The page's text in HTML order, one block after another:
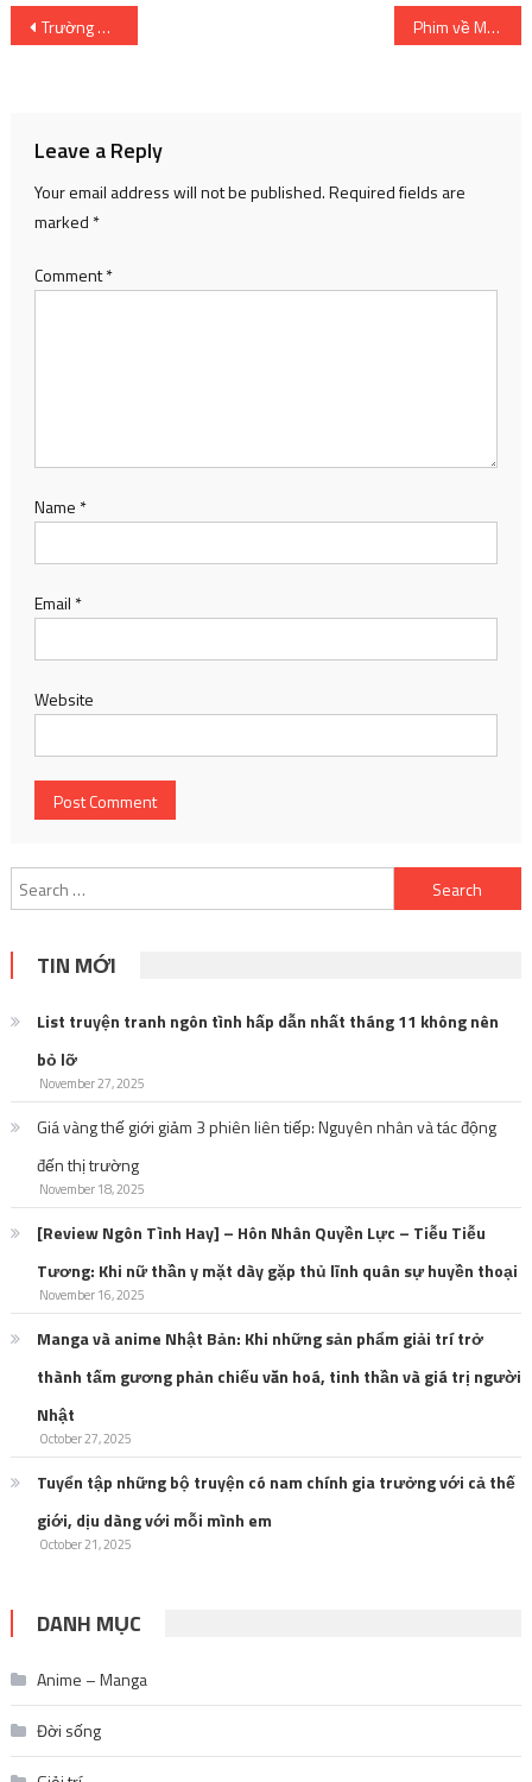
Post
Trường hợp đầu tiên mắc bệnh đậu mùa khỉ bắt đầu phát bệnh khi đi du lịch đến Dubai Phim về Marilyn Monroe bị chỉ trích
Leave a Reply
Your email address will not be published.Required fields are
marked *
Comment*
Name *
Email *
Website
Search
for:
TIN MỚI
List truyện tranh ngôn tình hấp dẫn nhất tháng 11 không nên
bỏ lỡ
November 27, 2025
Giá vàng thế giới giảm 3 phiên liên tiếp: Nguyên nhân và tác động
đến thị trường
November 18, 2025
[Review Ngôn Tình Hay] – Hôn Nhân Quyền Lực – Tiễu Tiễu
Tương: Khi nữ thần y mặt dày gặp thủ lĩnh quân sự huyền thoại
November 16, 2025
Manga và anime Nhật Bản: Khi những sản phẩm giải trí trở
thành tấm gương phản chiếu văn hoá, tinh thần và giá trị người
Nhật
October 27, 2025
Tuyển tập những bộ truyện có nam chính gia trưởng với cả thế
giới, dịu dàng với mỗi mình em
October 21, 2025
DANH MỤC
Anime – Manga
Đời sống